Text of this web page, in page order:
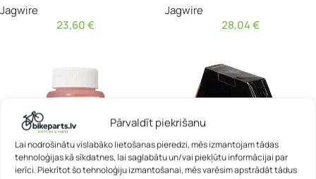
Pārvaldīt piekrišanu
Lai nodrošinātu vislabāko lietošanas pieredzi, mēs izmantojam tādas
tehnoloģijas kā sīkdatnes, lai saglabātu un/vai piekļūtu informācijai par
ierīci. Piekrītot šo tehnoloģiju izmantošanai, mēs varēsim apstrādāt tādus
Jagwire
23,60€
Jagwire
28,04€